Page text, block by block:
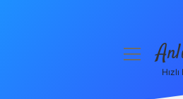
menüyü